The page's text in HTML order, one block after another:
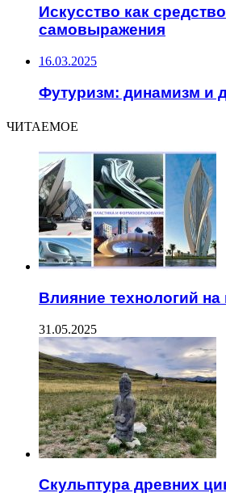
Искусство как средство
самовыражения
16.03.2025
Футуризм: динамизм и
ЧИТАЕМОЕ
Влияние технологий на
31.05.2025
Скульптура древних